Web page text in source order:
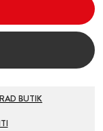
BUTIK